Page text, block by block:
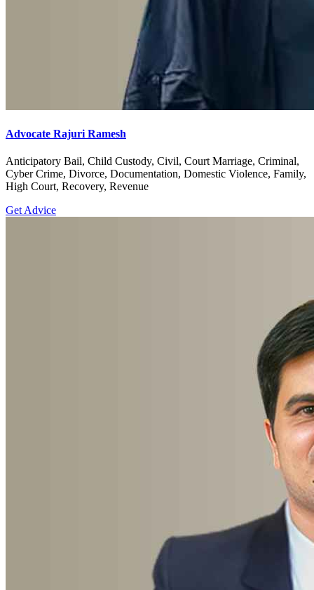
Advocate Rajuri Ramesh
Anticipatory Bail, Child Custody, Civil, Court Marriage, Criminal,
Cyber Crime, Divorce, Documentation, Domestic Violence, Family,
High Court, Recovery, Revenue
Get Advice